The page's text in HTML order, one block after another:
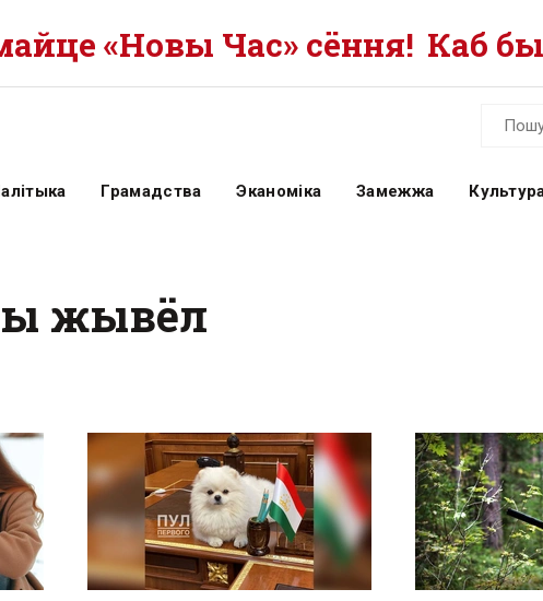
«Новы Час» сёння! Каб
Грамадства Эканоміка Замежжа
жывёл